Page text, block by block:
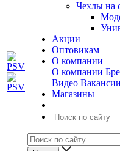
Чехлы на
Акции
Оптовикам
О компании
О компании
Видео Вакансии
Магазины